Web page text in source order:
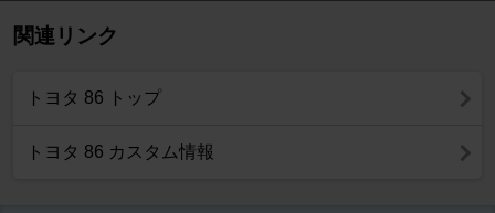
関連リンク
トヨタ 86 トップ
トヨタ 86 カスタム情報